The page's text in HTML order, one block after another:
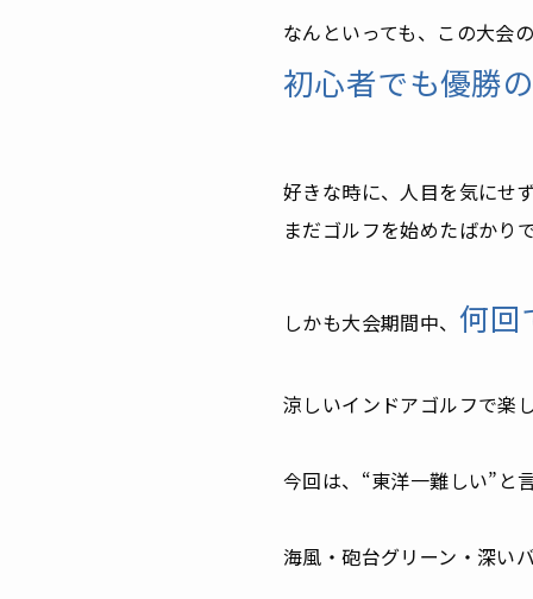
なんといっても、この大会
初心者でも優勝
好きな時に、人目を気にせ
まだゴルフを始めたばかり
しかも大会期間中、 何回
涼しいインドアゴルフで楽
今回は、“東洋一難しい”と
海風・砲台グリーン・深い